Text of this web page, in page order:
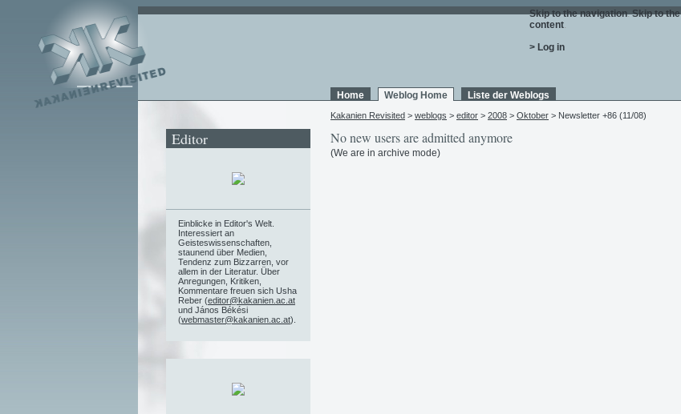
Skip to the navigation. Skip to the
content.
> Log in
Home Weblog Home Liste der Weblogs
Kakanien Revisited > weblogs > editor > 2008 > Oktober > Newsletter +86 (11/08)
No new users are admitted anymore
(We are in archive mode)
Editor
Einblicke in Editor's Welt.
Interessiert an
Geisteswissenschaften,
staunend über Medien,
Tendenz zum Bizzarren, vor
allem in der Literatur. Über
Anregungen, Kritiken,
Kommentare freuen sich Usha
Reber (editor@kakanien.ac.at
und János Békési
(webmaster@kakanien.ac.at).